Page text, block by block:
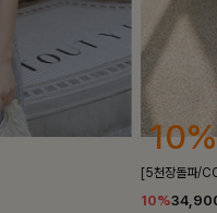
18%
켄픈배색 스트
18%